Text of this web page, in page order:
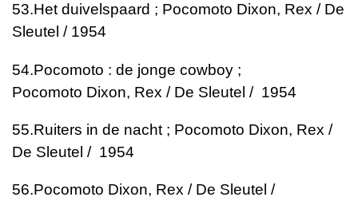
53.Het duivelspaard ; Pocomoto Dixon, Rex / De
Sleutel / 1954
54.Pocomoto : de jonge cowboy ;
Pocomoto Dixon, Rex / De Sleutel / 1954
55.Ruiters in de nacht ; Pocomoto Dixon, Rex /
De Sleutel / 1954
56.Pocomoto Dixon, Rex / De Sleutel /